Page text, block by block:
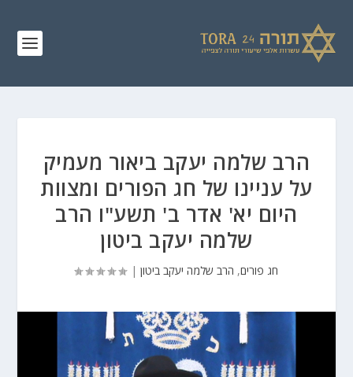
הרב שלמה יעקב ביאור מעמיק
על עניינו של חג הפורים ומצוות
היום יא' אדר ב' תשע"ו הרב
שלמה יעקב ביטון
חג פורים, הרב שלמה יעקב ביטון |